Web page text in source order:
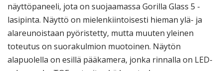
näyttöpaneeli, jota on suojaamassa Gorilla Glass 5 -
lasipinta. Näyttö on mielenkiintoisesti hieman ylä- ja
alareunoistaan pyöristetty, mutta muuten yleinen
toteutus on suorakulmion muotoinen. Näytön
alapuolella on esillä pääkamera, jonka rinnalla on LED-